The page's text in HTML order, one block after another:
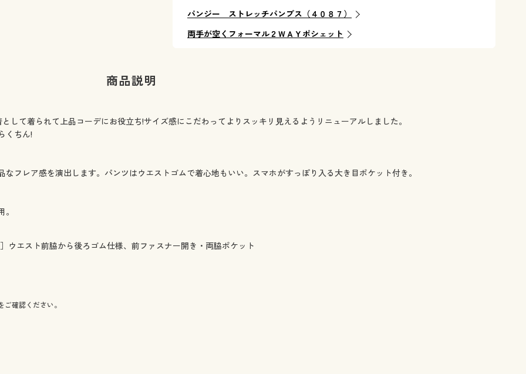
パンジー ストレッチパンプス（４０８７）
両手が空くフォーマル２ＷＡＹポシェット
商品説明
して着られて上品コーデにお役立ち!サイズ感にこだわってよりスッキリ見えるようリニューアルしました。
くちん!
フレア感を演出します。パンツはウエストゴムで着心地もいい。スマホがすっぽり入る大き目ポケット付き。
エスト前脇から後ろゴム仕様、前ファスナー開き・両脇ポケット
ご確認ください。